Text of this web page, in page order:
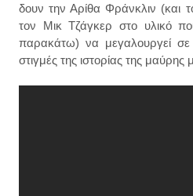
δουν την Αρίθα Φράνκλιν (και
τον Μικ Τζάγκερ στο υλικό
παρακάτω) να μεγαλουργεί σε
στιγμές της ιστορίας της μαύρης